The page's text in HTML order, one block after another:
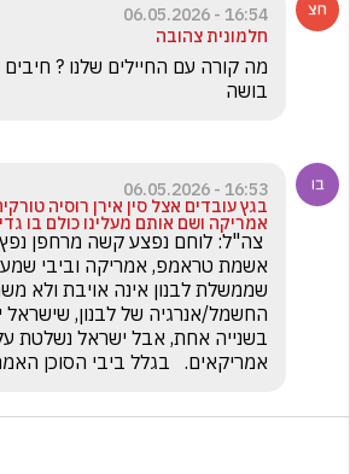
16:54 - 06.05.2026
חלמונית צהובה
בושה
16:53 - 06.05.2026
בגץ עובדים אצל סין אירן רוסיה
אמריקה ושם אותם מעלינו כולם בו
אמריקאים.   בגלל ביבי הסוכן